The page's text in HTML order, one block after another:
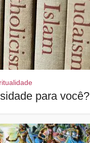
para você?